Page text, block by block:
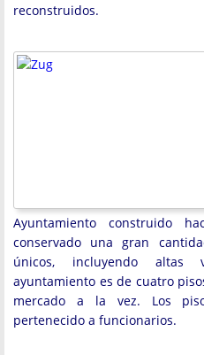
reconstruidos.
Ayuntamiento construido
conservado una gran
únicos, incluyendo altas
ayuntamiento es de cuatro
mercado a la vez. Los
pertenecido a funcionarios.